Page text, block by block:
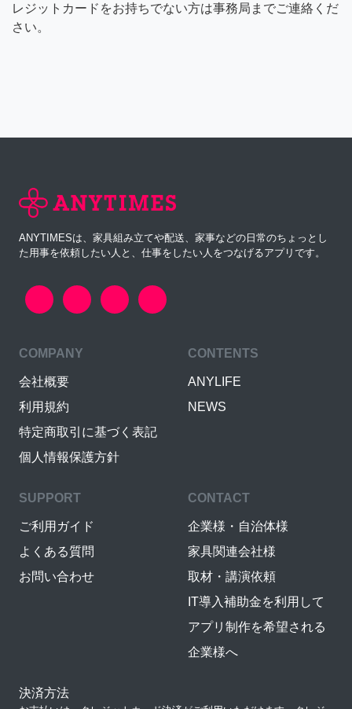
レジットカードをお持ちでない方は事務局までご連絡くだ
さい。
ANYTIMESは、家具組み立てや配送、家事などの日常のちょっとし
た用事を依頼したい人と、仕事をしたい人をつなげるアプリです。
COMPANY
会社概要
利用規約
特定商取引に基づく表記
個人情報保護方針
CONTENTS
ANYLIFE
NEWS
SUPPORT
ご利用ガイド
よくある質問
お問い合わせ
CONTACT
企業様・自治体様
家具関連会社様
取材・講演依頼
IT導入補助金を利用して
アプリ制作を希望される
企業様へ
決済方法